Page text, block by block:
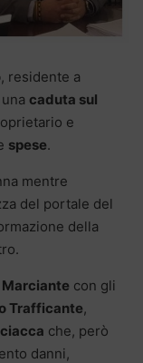
, residente a
caduta sul
e
spese.
mentre
del portale del
della
con gli
Trafficante,
che, però
danni,